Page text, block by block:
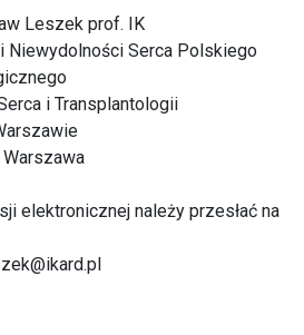
Leszek prof. IK
Niewydolności Serca Polskiego
i Transplantologii
elektronicznej należy przesłać na